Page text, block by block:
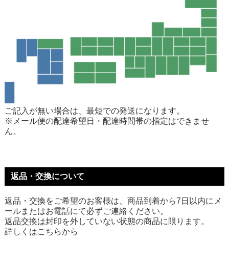
ご記入が無い場合は、最短での発送になります。
※メール便の配達希望日・配達時間帯の指定はできませ
ん。
返品・交換について
返品・交換をご希望のお客様は、商品到着から7日以内にメ
ールまたはお電話にて必ずご連絡ください。
返品交換は封印を外していない状態の商品に限ります。
詳しくはこちらから